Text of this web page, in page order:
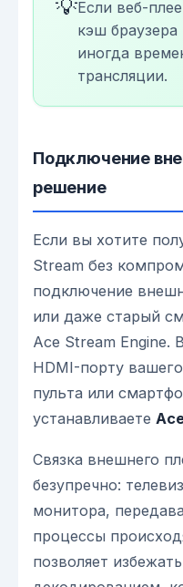
💡Если веб-
кэш браузера
иногда
трансляции.
Подключение
решение
Если вы хотите
Stream без
подключение
или даже старый
Ace Stream Engine.
HDMI-порту
пульта или
устанавливаете
Связка внешнего
безупречно:
монитора,
процессы
позволяет